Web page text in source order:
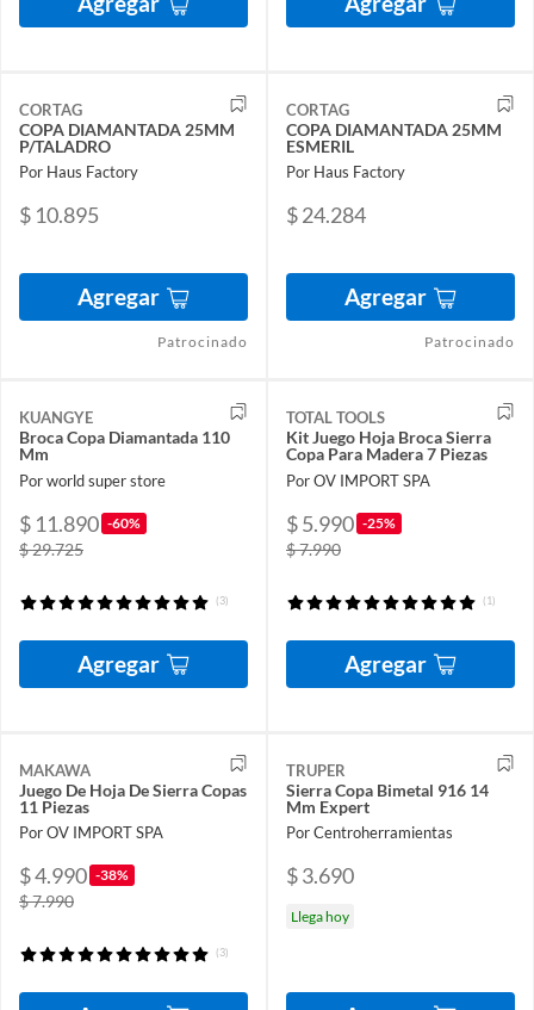
CORTAG
COPA DIAMANTADA 25MM
P/TALADRO
Por Haus Factory
$ 10.895
Agregar
Patrocinado
CORTAG
COPA DIAMANTADA 25MM
ESMERIL
Por Haus Factory
$ 24.284
Agregar
Patrocinado
KUANGYE
Broca Copa Diamantada 110
Mm
Por world super store
$ 11.890 -60%
$ 29.725
(3)
Agregar
TOTAL TOOLS
Kit Juego Hoja Broca Sierra
Copa Para Madera 7 Piezas
Por OV IMPORT SPA
$ 5.990 -25%
$ 7.990
(1)
Agregar
MAKAWA
Juego De Hoja De Sierra Copas
11 Piezas
Por OV IMPORT SPA
$ 4.990 -38%
$ 7.990
(3)
TRUPER
Sierra Copa Bimetal 916 14
Mm Expert
Por Centroherramientas
$ 3.690
Llega hoy